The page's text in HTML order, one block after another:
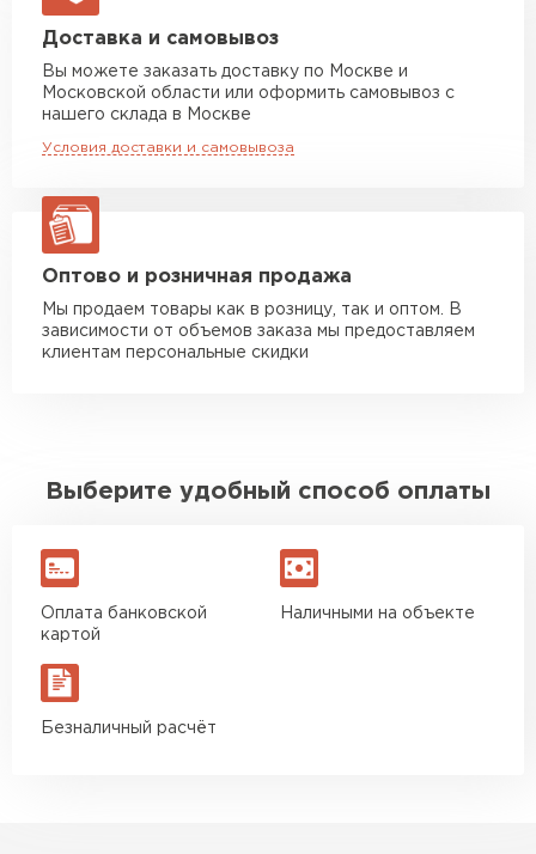
Машина до 20 тн до 80 м3
Манипулятор до 5 тн
макс. длина груза 6 м
от 7 000 руб
макс. длина груза 8 м
Манипулятор до 20 тн
макс. длина груза 13,5 м
ЗАКАЗАТЬ С ДОСТАВКОЙ
Доставка и самовывоз
Вы можете заказать доставку по Москве и
Московской области или оформить самовывоз с
нашего склада в Москве
Условия доставки и самовывоза
Оптово и розничная продажа
Мы продаем товары как в розницу, так и оптом. В
зависимости от объемов заказа мы предоставляем
клиентам персональные скидки
Выберите удобный способ оплаты
Оплата банковской
картой
Наличными на объекте
Безналичный расчёт